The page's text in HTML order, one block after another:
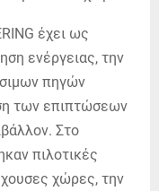
έχει ως
ενέργειας, την
πηγών
των επιπτώσεων
Στο
πιλοτικές
χώρες, την